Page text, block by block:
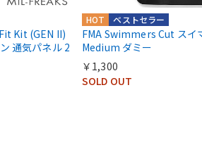
Kit (GEN II)
通気パネル 2
ベストセラー
HOT
FMA Swimmers Cut スイ
Medium ダミー
￥1,300
SOLD OUT